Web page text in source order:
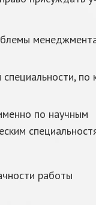
по
по научным
работы